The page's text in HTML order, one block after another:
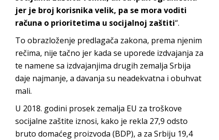
jer je broj korisnika velik, pa se mora voditi
računa o prioritetima u socijalnoj zaštiti“.
To obrazloženje predlagača zakona, prema njenim
rečima, nije tačno jer kada se uporede izdvajanja za
te namene sa izdvajanjima drugih zemalja Srbija
daje najmanje, a davanja su neadekvatna i obuhvat
mali.
U 2018. godini prosek zemalja EU za troškove
socijalne zaštite iznosi, kako je rekla 27,9 odsto
bruto domaćeg proizvoda (BDP), a za Srbiju 19,4